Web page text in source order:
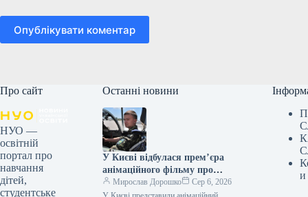
Опублікувати коментар
Про сайт
НУО —
освітній
портал про
навчання
дітей,
студентське
Останні новини
У Києві відбулася прем’єра
анімаційного фільму про
пілота Олексія «Мунфіша»
Меся.
Мирослав Дорошко
Сер 6, 2026
и